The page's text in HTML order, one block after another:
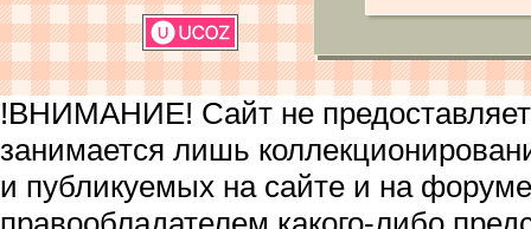
!ВНИМАНИЕ! Сайт не предоставляет
занимается лишь
и публикуемых на сайте и на